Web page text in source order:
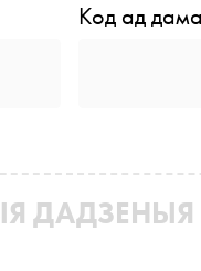
Код ад
ДАДЗЕНЫЯ